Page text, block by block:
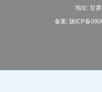
地址: 甘
备案: 陇ICP备